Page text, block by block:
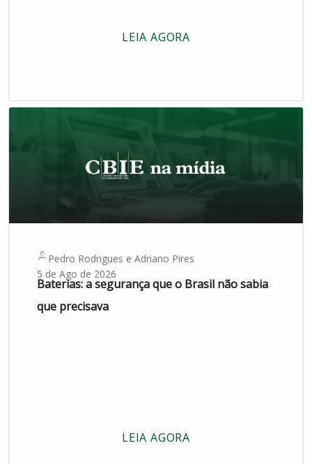
LEIA AGORA
Pedro Rodrigues e Adriano Pires
5 de Ago de 2026
Baterias: a segurança que o Brasil não sabia
que precisava
LEIA AGORA